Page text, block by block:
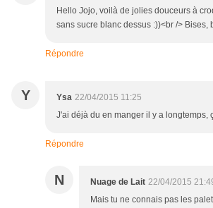
Hello Jojo, voilà de jolies douceurs à
sans sucre blanc dessus :))<br /> Bises,
Répondre
Y Ysa 22/04/2015 11:25
J'ai déjà du en manger il y a longtemps,
Répondre
N Nuage de Lait 22/04/2015
Mais tu ne connais pas les